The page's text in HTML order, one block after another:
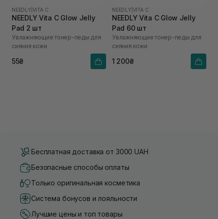
NEEDLY VITA C
NEEDLY Vita C Glow Jelly
Pad 2 шт
Увлажняющие тонер-педы для
сияния кожи
55₴
NEEDLY VITA C
NEEDLY Vita C Glow Jelly
Pad 60 шт
Увлажняющие тонер-педы для
сияния кожи
1 200₴
Бесплатная доставка от 3000 UAH
Безопасные способы оплаты
Только оригинальная косметика
Система бонусов и лояльности
Лучшие цены и топ товары